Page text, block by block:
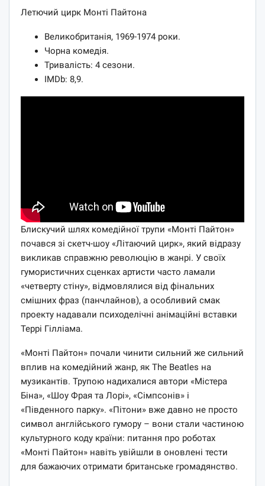
Летючий цирк Монті Пайтона
Великобританія, 1969-1974 роки.
Чорна комедія.
Тривалість: 4 сезони.
IMDb: 8,9.
Блискучий шлях комедійної трупи «Монті Пайтон»
почався зі скетч-шоу «Літаючий цирк», який відразу
викликав справжню революцію в жанрі. У своїх
гумористичних сценках артисти часто ламали
«четверту стіну», відмовлялися від фінальних
смішних фраз (панчлайнов), а особливий смак
проекту надавали психоделічні анімаційні вставки
Террі Гілліама.
«Монті Пайтон» почали чинити сильний же сильний
вплив на комедійний жанр, як The Beatles на
музикантів. Трупою надихалися автори «Містера
Біна», «Шоу Фрая та Лорі», «Сімпсонів» і
«Південного парку». «Пітони» вже давно не просто
символ англійського гумору – вони стали частиною
культурного коду країни: питання про роботах
«Монті Пайтон» навіть увійшли в оновлені тести
для бажаючих отримати британське громадянство.